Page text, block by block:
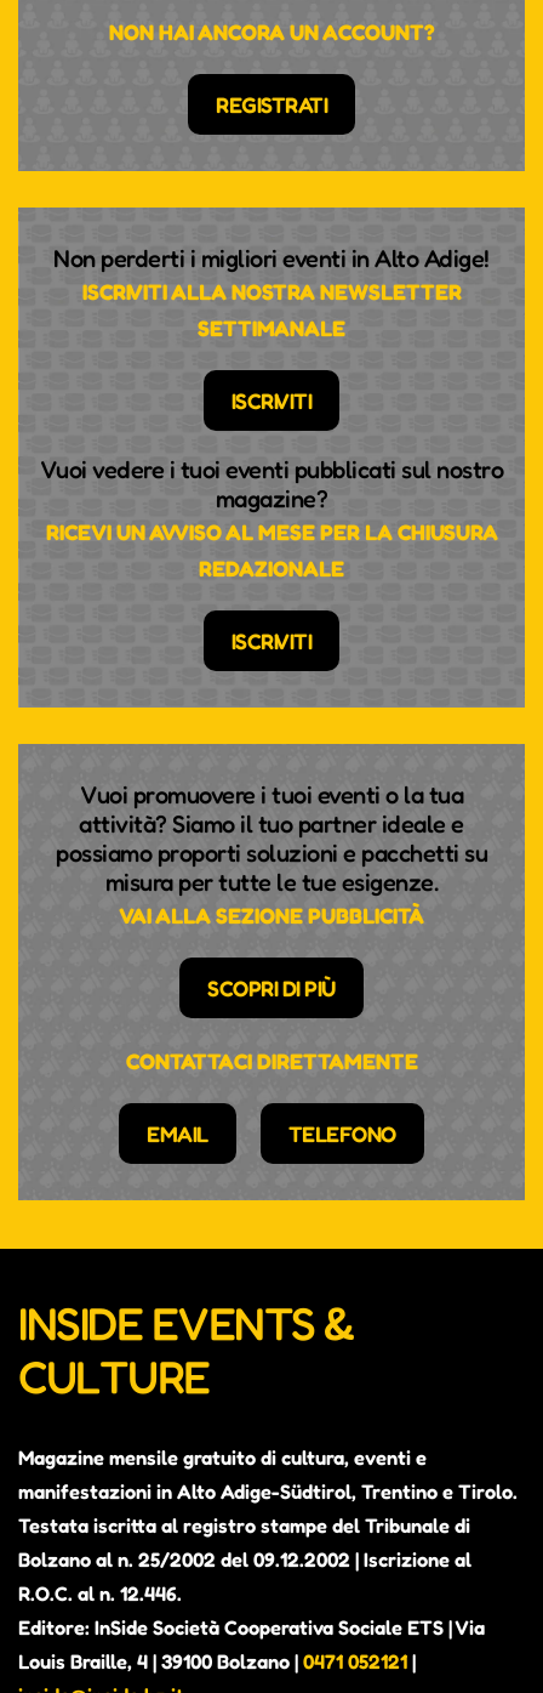
NON HAI ANCORA UN ACCOUNT?
REGISTRATI
Non perderti i migliori eventi in Alto Adige!
ISCRIVITI ALLA NOSTRA NEWSLETTER
SETTIMANALE
ISCRIVITI
Vuoi vedere i tuoi eventi pubblicati sul nostro
magazine?
RICEVI UN AVVISO AL MESE PER LA CHIUSURA
REDAZIONALE
ISCRIVITI
Vuoi promuovere i tuoi eventi o la tua
attività? Siamo il tuo partner ideale e
possiamo proporti soluzioni e pacchetti su
misura per tutte le tue esigenze.
VAI ALLA SEZIONE PUBBLICITÀ
SCOPRI DI PIÙ
CONTATTACI DIRETTAMENTE
EMAIL TELEFONO
INSIDE EVENTS &
CULTURE
Magazine mensile gratuito di cultura, eventi e
manifestazioni in Alto Adige-Südtirol, Trentino e Tirolo.
Testata iscritta al registro stampe del Tribunale di
Bolzano al n. 25/2002 del 09.12.2002 | Iscrizione al
R.O.C. al n. 12.446.
Editore: InSide Società Cooperativa Sociale ETS | Via
Louis Braille, 4 | 39100 Bolzano | 0471 052121 |